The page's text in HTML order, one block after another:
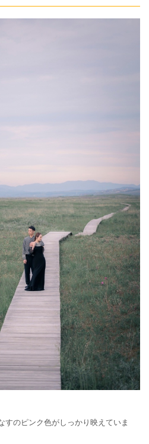
すのピンク色がしっかり映えていま